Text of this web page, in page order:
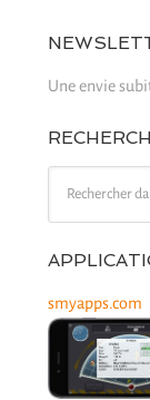
Une envie
smyapps.com